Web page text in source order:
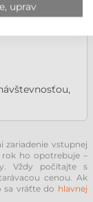
vstupnej
ho opotrebuje –
Vždy počítajte s
cenou. Ak
sa vráťte do hlavnej
uprav